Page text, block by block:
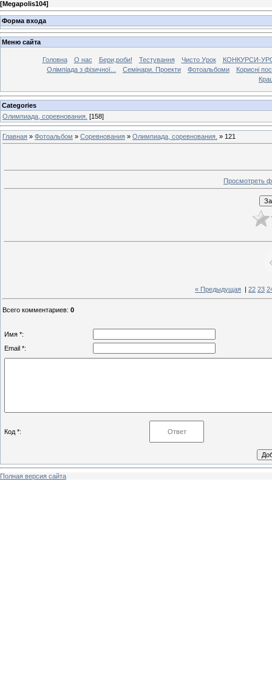
[Megapolis104]
Форма входа
Меню сайта
Головна О нас Бери,роби! Тестування Чисто Урок
КОНКУРСИ-
Олімпіада з фізичної...
Семінари. Проекти Фотоальбоми
Корисні
Categories
Олимпиада, соревнования. [158]
Главная » Фотоальбом » Соревнования » Олимпиада, соревнования. » 121
Просмотреть
« Предыдущая 22 23
Всего комментариев: 0
Имя *:
Email *:
Код *:
Полная версия сайта